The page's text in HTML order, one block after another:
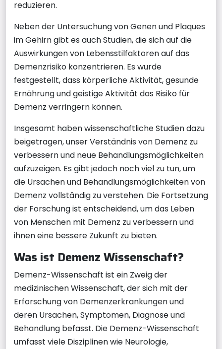
reduzieren.
Neben der Untersuchung von Genen und Plaques
im Gehirn gibt es auch Studien, die sich auf die
Auswirkungen von Lebensstilfaktoren auf das
Demenzrisiko konzentrieren. Es wurde
festgestellt, dass körperliche Aktivität, gesunde
Ernährung und geistige Aktivität das Risiko für
Demenz verringern können.
Insgesamt haben wissenschaftliche Studien dazu
beigetragen, unser Verständnis von Demenz zu
verbessern und neue Behandlungsmöglichkeiten
aufzuzeigen. Es gibt jedoch noch viel zu tun, um
die Ursachen und Behandlungsmöglichkeiten von
Demenz vollständig zu verstehen. Die Fortsetzung
der Forschung ist entscheidend, um das Leben
von Menschen mit Demenz zu verbessern und
ihnen eine bessere Zukunft zu bieten.
Was ist Demenz Wissenschaft?
Demenz-Wissenschaft ist ein Zweig der
medizinischen Wissenschaft, der sich mit der
Erforschung von Demenzerkrankungen und
deren Ursachen, Symptomen, Diagnose und
Behandlung befasst. Die Demenz-Wissenschaft
umfasst viele Disziplinen wie Neurologie,